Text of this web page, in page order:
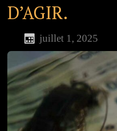
D’AGIR.
juillet 1, 2025